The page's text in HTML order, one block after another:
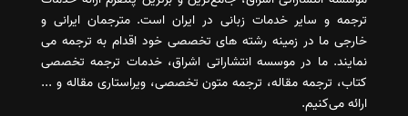
ترجمه و سایر خدمات زبانی در ایران است. مترجمان ایرانی و
خارجی ما در زمینه رشته های تخصصی خود اقدام به ترجمه می
نمایند. ما در موسسه انتشاراتی اشراق، خدمات ترجمه تخصصی
کتاب، ترجمه مقاله، ترجمه متون تخصصی، ویراستاری مقاله و ...
ارائه می‌کنیم.